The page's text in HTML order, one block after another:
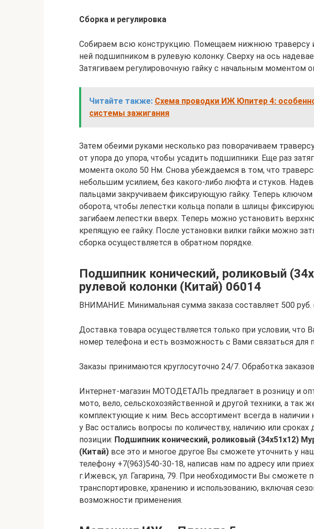
Сборка и регулировка
Собираем всю конструкцию. Помещаем нижнюю траверсу
ней подшипником в рулевую колонку. Сверху на ось
Затягиваем регулировочную гайку с начальным моментом
Читайте также: Схема проводки ИЖ Юпитер 4:
системы зажигания
Затем обеими руками несколько раз поворачиваем
от упора до упора, чтобы усадить подшипники. Еще раз
момента около 50 Нм. Снова убеждаемся в том, что
небольшим усилием, без какого-либо люфта и стуков.
пальцами закручиваем фиксирующую гайку. Теперь
оборота, чтобы лепестки кольца попали в шлицы
загибаем лепестки вверх. Теперь можно установить
крепящую ее гайку. После установки вилки гайки можно
сборка осуществляется в обратном порядке.
Подшипник конический, роликовый
рулевой колонки (Китай) 06014
ВНИМАНИЕ. Минимальная сумма заказа составляет 500 руб.
Доставка товара осуществляется только при условии, что
номер телефона и есть возможность с Вами связаться для
Заказы принимаются круглосуточно 24/7. Обработка
Интернет-магазин МОТОДЕТАЛЬ предлагает в розницу и
мото, вело, сельскохозяйственной и другой техники, а так
комплектующие к ним. Весь ассортимент всегда в наличии
у Вас остались вопросы по количеству, наличию или сроках
позиции: Подшипник конический, роликовый (34х51х12)
(Китай) все это и многое другое Вы сможете уточнить у
телефону +7(963)540-30-18, написав нам по адресу или
г.Ижевск, ул. Гагарина, 79. При необходимости Вы сможете
транспортировке, хранению и использованию, включая
возможности применения.